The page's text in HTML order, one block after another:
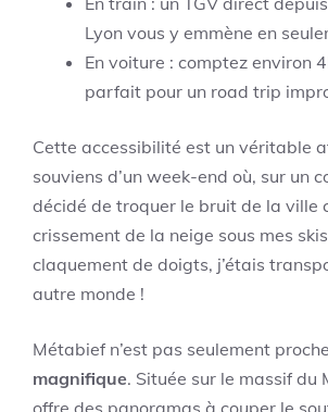
Lyon vous y emmène en
En voiture : comptez environ
parfait pour un road trip
Cette accessibilité est un véritable
souviens d’un week-end où, sur un
décidé de troquer le bruit de la ville
crissement de la neige sous mes
claquement de doigts, j’étais
autre monde !
Métabief n’est pas seulement
magnifique. Située sur le massif du
offre des panoramas à couper le